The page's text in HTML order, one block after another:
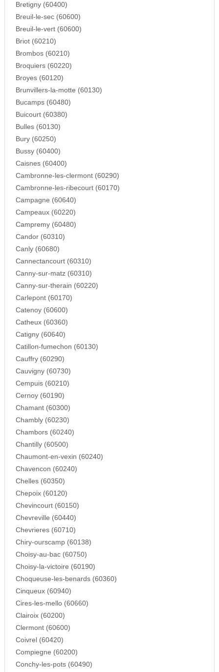
Bretigny (60400)
Breuil-le-sec (60600)
Breuil-le-vert (60600)
Briot (60210)
Brombos (60210)
Broquiers (60220)
Broyes (60120)
Brunvillers-la-motte (60130)
Bucamps (60480)
Buicourt (60380)
Bulles (60130)
Bury (60250)
Bussy (60400)
Caisnes (60400)
Cambronne-les-clermont (60290)
Cambronne-les-ribecourt (60170)
Campagne (60640)
Campeaux (60220)
Campremy (60480)
Candor (60310)
Canly (60680)
Cannectancourt (60310)
Canny-sur-matz (60310)
Canny-sur-therain (60220)
Carlepont (60170)
Catenoy (60600)
Catheux (60360)
Catigny (60640)
Catillon-fumechon (60130)
Cauffry (60290)
Cauvigny (60730)
Cempuis (60210)
Cernoy (60190)
Chamant (60300)
Chambly (60230)
Chambors (60240)
Chantilly (60500)
Chaumont-en-vexin (60240)
Chavencon (60240)
Chelles (60350)
Chepoix (60120)
Chevincourt (60150)
Chevreville (60440)
Chevrieres (60710)
Chiry-ourscamp (60138)
Choisy-au-bac (60750)
Choisy-la-victoire (60190)
Choqueuse-les-benards (60360)
Cinqueux (60940)
Cires-les-mello (60660)
Clairoix (60200)
Clermont (60600)
Coivrel (60420)
Compiegne (60200)
Conchy-les-pots (60490)